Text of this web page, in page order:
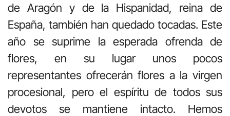
de Aragón y de la Hispanidad, reina de
España, también han quedado tocadas. Este
año se suprime la esperada ofrenda de
flores, en su lugar unos pocos
representantes ofrecerán flores a la virgen
procesional, pero el espíritu de todos sus
devotos se mantiene intacto. Hemos